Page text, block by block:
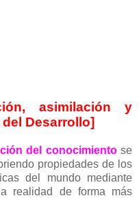
asimilación y
Desarrollo]
del conocimientose
propiedades de los
del mundo mediante
realidad de forma más